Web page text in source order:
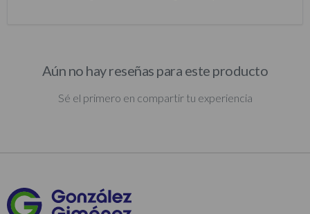
Aún no hay reseñas para este producto
Sé el primero en compartir tu experiencia